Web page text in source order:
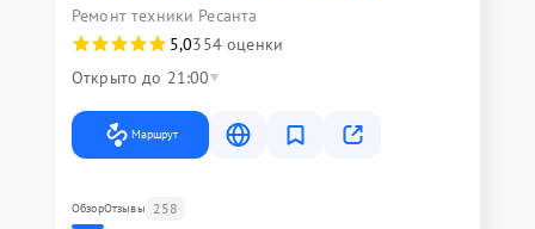
Ремонт техники Ресанта
5,0354 оценки
Открыто до 21:00
Маршрут
ОбзорОтзывы 258